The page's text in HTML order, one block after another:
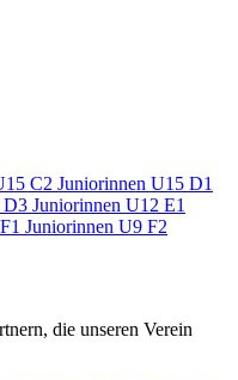
C2 Juniorinnen U15 D1
D3 Juniorinnen U12 E1
F1 Juniorinnen U9 F2
die unseren Verein